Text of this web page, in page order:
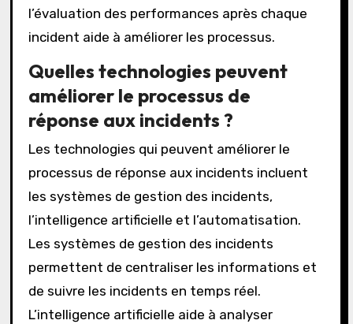
l’évaluation des performances après chaque
incident aide à améliorer les processus.
Quelles technologies peuvent
améliorer le processus de
réponse aux incidents ?
Les technologies qui peuvent améliorer le
processus de réponse aux incidents incluent
les systèmes de gestion des incidents,
l’intelligence artificielle et l’automatisation.
Les systèmes de gestion des incidents
permettent de centraliser les informations et
de suivre les incidents en temps réel.
L’intelligence artificielle aide à analyser